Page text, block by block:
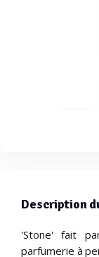
Description
'Stone' fait
parfumerie à